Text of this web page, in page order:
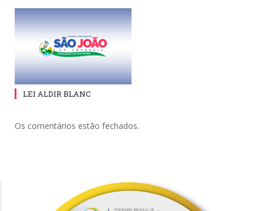
LEI ALDIR BLANC
Os comentários estão fechados.